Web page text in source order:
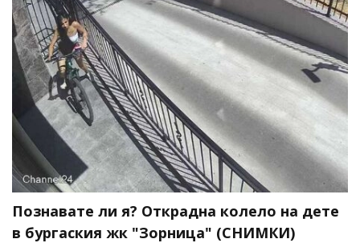
Познавате ли я? Открадна колело на дете
в бургаския жк "Зорница" (СНИМКИ)